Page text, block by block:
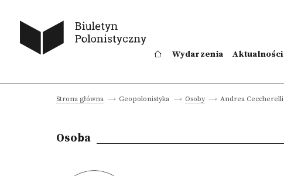
Wydarzenia Aktualności
Strona główna Geopolonistyka Osoby Andrea Ceccherelli
Osoba